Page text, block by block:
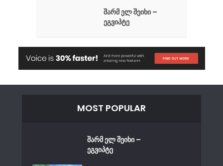
შარმ ელ შეიხი –
ეგვიპტე
MOST POPULAR
შარმ ელ შეიხი –
ეგვიპტე